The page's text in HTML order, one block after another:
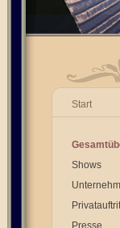
Start
Shows
Presse